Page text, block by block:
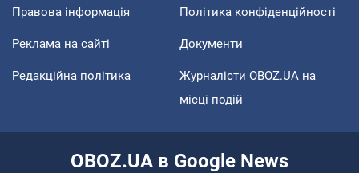
Правова інформація Політика конфіденційності
Реклама на сайті Документи
Редакційна політика
Журналісти OBOZ.UA на
місці подій
OBOZ.UA в Google News